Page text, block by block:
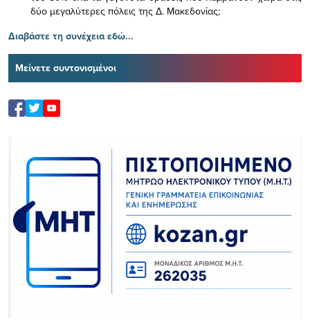
δύο μεγαλύτερες πόλεις της Δ. Μακεδονίας;
Διαβάστε τη συνέχεια εδώ...
Μείνετε συντονισμένοι